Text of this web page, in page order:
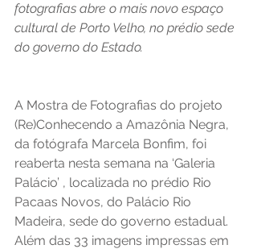
fotografias abre o mais novo espaço
cultural de Porto Velho, no prédio sede
do governo do Estado.
A Mostra de Fotografias do projeto
(Re)Conhecendo a Amazônia Negra,
da fotógrafa Marcela Bonfim, foi
reaberta nesta semana na ‘Galeria
Palácio’ , localizada no prédio Rio
Pacaas Novos, do Palácio Rio
Madeira, sede do governo estadual.
Além das 33 imagens impressas em